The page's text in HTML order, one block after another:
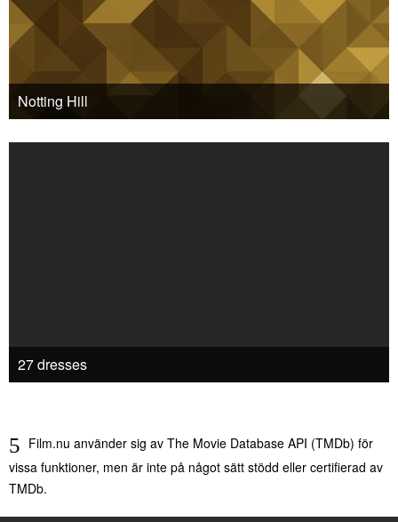
Notting Hill
27 dresses
Film.nu använder sig av The Movie Database API (TMDb) för
vissa funktioner, men är inte på något sätt stödd eller certifierad av
TMDb.